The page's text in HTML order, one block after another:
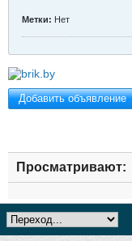
Метки: Нет
Добавить объявление
Просматривают: